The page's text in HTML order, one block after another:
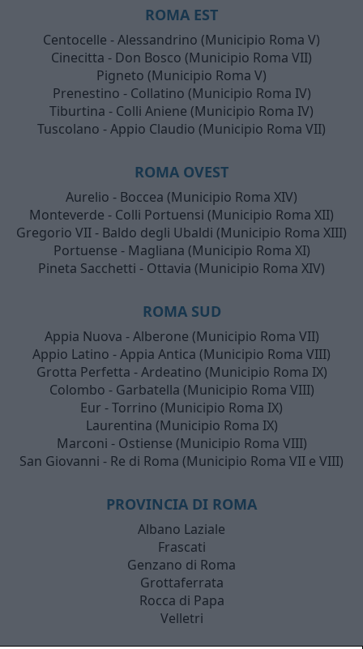
ROMA EST
Centocelle - Alessandrino (Municipio Roma V)
Cinecitta - Don Bosco (Municipio Roma VII)
Pigneto (Municipio Roma V)
Prenestino - Collatino (Municipio Roma IV)
Tiburtina - Colli Aniene (Municipio Roma IV)
Tuscolano - Appio Claudio (Municipio Roma VII)
ROMA OVEST
Aurelio - Boccea (Municipio Roma XIV)
Monteverde - Colli Portuensi (Municipio Roma XII)
Gregorio VII - Baldo degli Ubaldi (Municipio Roma XIII)
Portuense - Magliana (Municipio Roma XI)
Pineta Sacchetti - Ottavia (Municipio Roma XIV)
ROMA SUD
Appia Nuova - Alberone (Municipio Roma VII)
Appio Latino - Appia Antica (Municipio Roma VIII)
Grotta Perfetta - Ardeatino (Municipio Roma IX)
Colombo - Garbatella (Municipio Roma VIII)
Eur - Torrino (Municipio Roma IX)
Laurentina (Municipio Roma IX)
Marconi - Ostiense (Municipio Roma VIII)
San Giovanni - Re di Roma (Municipio Roma VII e VIII)
PROVINCIA DI ROMA
Albano Laziale
Frascati
Genzano di Roma
Grottaferrata
Rocca di Papa
Velletri